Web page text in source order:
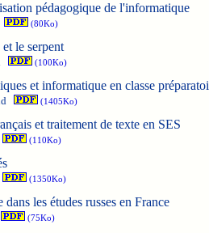
pédagogique de l'informatique
(80Ko)
le serpent
(100Ko)
et informatique en classe
(1405Ko)
et traitement de texte en SES
(110Ko)
(1350Ko)
les études russes en France
(75Ko)